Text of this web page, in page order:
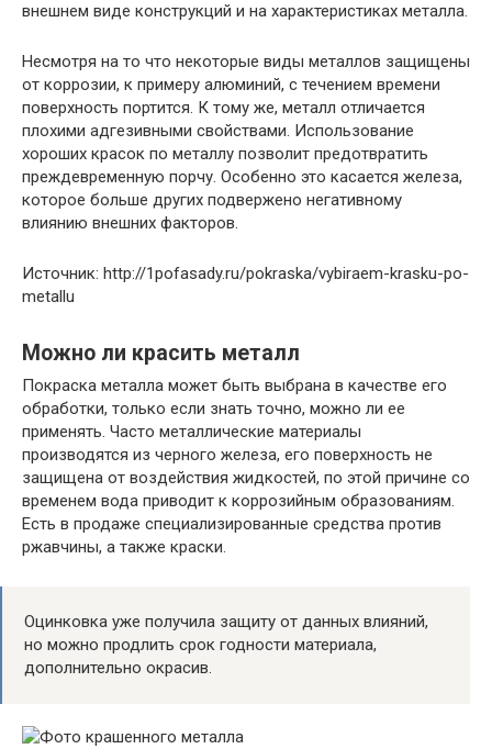
внешнем виде конструкций и на характеристиках металла.
Несмотря на то что некоторые виды металлов защищены
от коррозии, к примеру алюминий, с течением времени
поверхность портится. К тому же, металл отличается
плохими адгезивными свойствами. Использование
хороших красок по металлу позволит предотвратить
преждевременную порчу. Особенно это касается железа,
которое больше других подвержено негативному
влиянию внешних факторов.
Источник: http://1pofasady.ru/pokraska/vybiraem-krasku-po-
metallu
Можно ли красить металл
Покраска металла может быть выбрана в качестве его
обработки, только если знать точно, можно ли ее
применять. Часто металлические материалы
производятся из черного железа, его поверхность не
защищена от воздействия жидкостей, по этой причине со
временем вода приводит к коррозийным образованиям.
Есть в продаже специализированные средства против
ржавчины, а также краски.
Оцинковка уже получила защиту от данных влияний,
но можно продлить срок годности материала,
дополнительно окрасив.